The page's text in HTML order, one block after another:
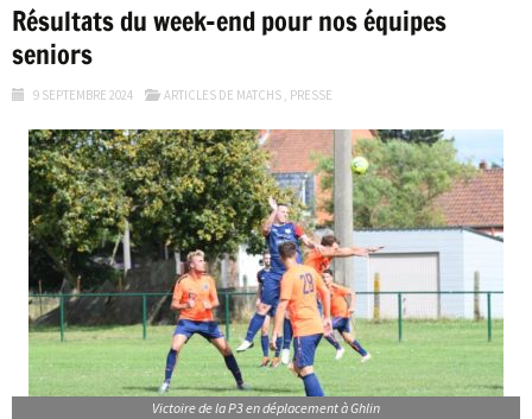
Résultats du week-end pour nos équipes
seniors
9 SEPTEMBRE 2024 ARTICLES DE MATCHS , PRESSE
Victoire de la P3 en déplacement à Ghlin